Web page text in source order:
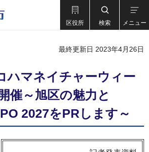
区役所 検索 メニュー
最終更新日 2023年4月26日
ハマネイチャーウィー
催～旭区の魅力と
2027をPRします～